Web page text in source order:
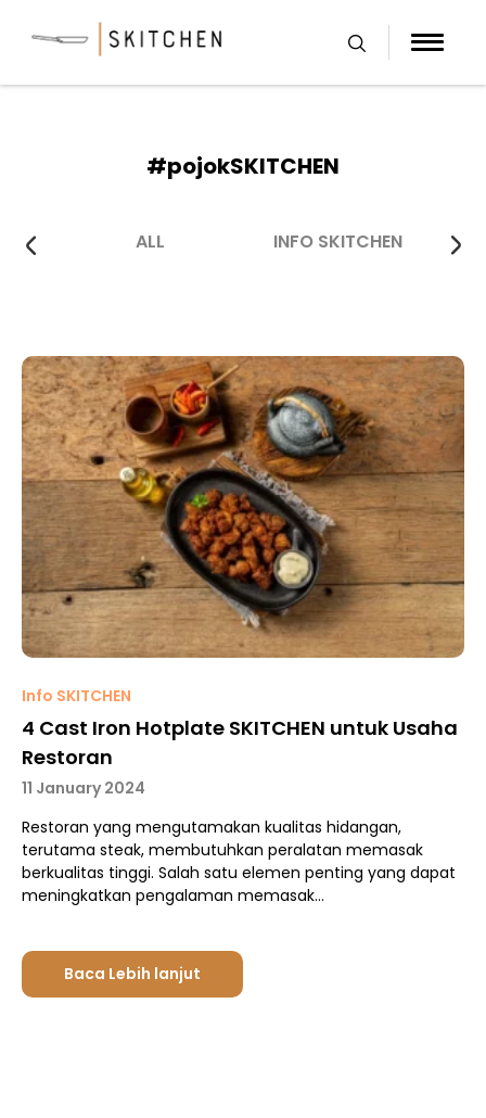
#pojokSKITCHEN
ALL INFO SKITCHEN
Info SKITCHEN
4 Cast Iron Hotplate SKITCHEN untuk Usaha
Restoran
11 January 2024
Restoran yang mengutamakan kualitas hidangan,
terutama steak, membutuhkan peralatan memasak
berkualitas tinggi. Salah satu elemen penting yang dapat
meningkatkan pengalaman memasak…
Baca Lebih lanjut